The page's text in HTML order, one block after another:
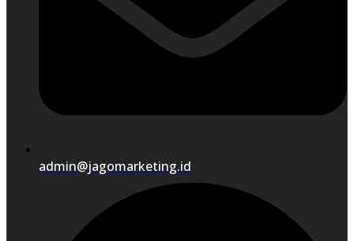
admin@jagomarketing.id